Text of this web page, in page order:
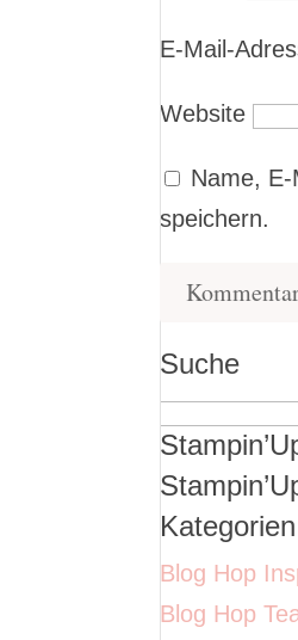
E-Mail-
Website
Name,
speichern.
Suche
Suchen
nach:
Kategorien
Blog Hop
Blog Hop